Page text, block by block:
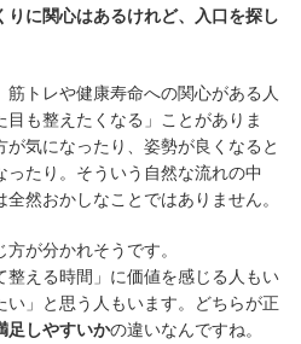
りに関心はあるけれど、入口を探し
トレや健康寿命への関心がある人
も整えたくなる」ことがありま
気になったり、姿勢が良くなると
たり。そういう自然な流れの中
然おかしなことではありません。
が分かれそうです。
整える時間」に価値を感じる人もい
」と思う人もいます。どちらが正
足しやすいかの違いなんですね。